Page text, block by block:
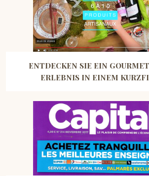
ENTDECKEN SIE EIN
ERLEBNIS IN EINEM